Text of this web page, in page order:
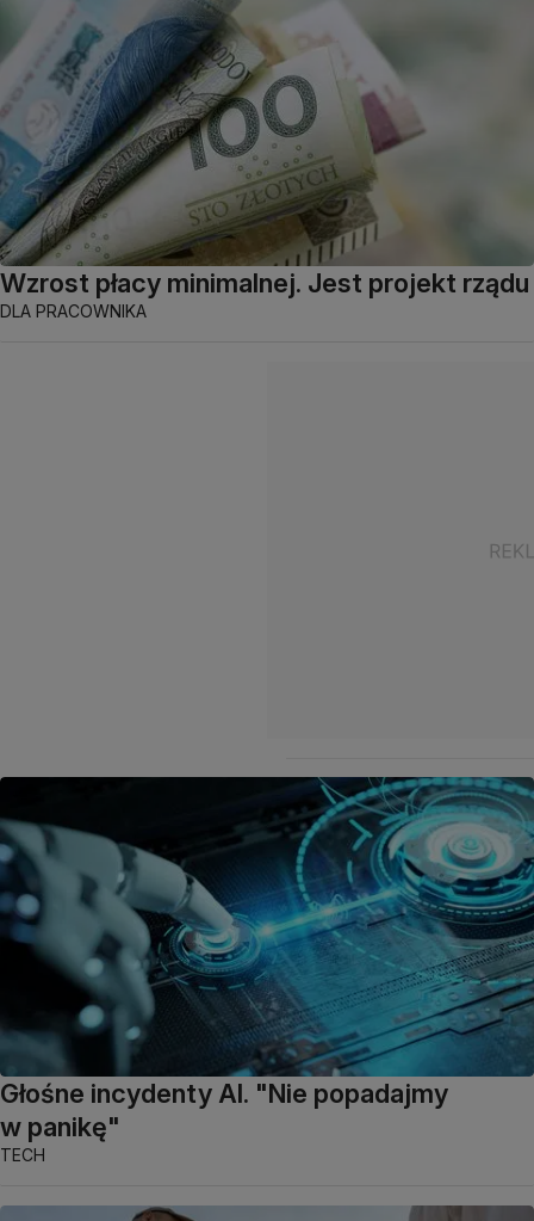
Wzrost płacy minimalnej. Jest projekt rządu
DLA PRACOWNIKA
Głośne incydenty AI. "Nie popadajmy
w panikę"
TECH